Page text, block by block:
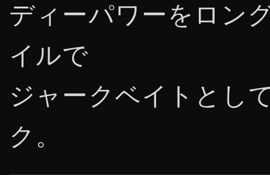
ディーパワーをロン
イルで
ジャークベイトとし
ク。